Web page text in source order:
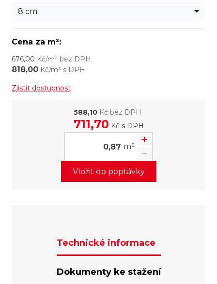
8 cm
Cena za m²:
676,00 Kč/m² bez DPH
818,00 Kč/m² s DPH
Zjistit dostupnost
588,10Kč bez DPH
711,70 Kč s DPH
m²
Vložit do poptávky
Technické informace
Dokumenty ke stažení